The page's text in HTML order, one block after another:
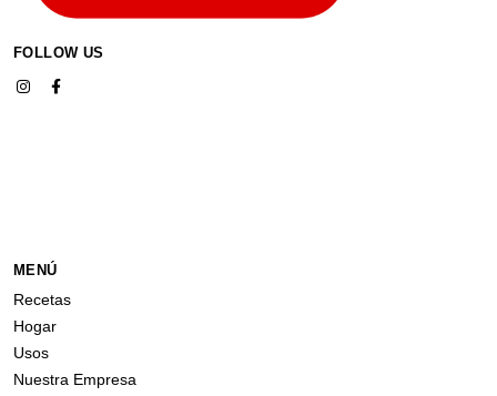
FOLLOW US
MENÚ
Recetas
Hogar
Usos
Nuestra Empresa